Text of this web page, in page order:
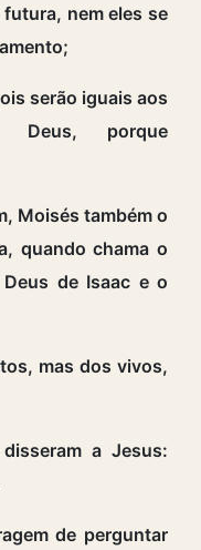
nem eles se
serão iguais aos
porque
Moisés também o
quando chama o
de Isaac e o
mas dos vivos,
a Jesus:
de perguntar